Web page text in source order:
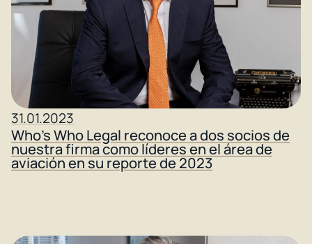
31.01.2023
Who’s Who Legal reconoce a dos socios de
nuestra firma como líderes en el área de
aviación en su reporte de 2023